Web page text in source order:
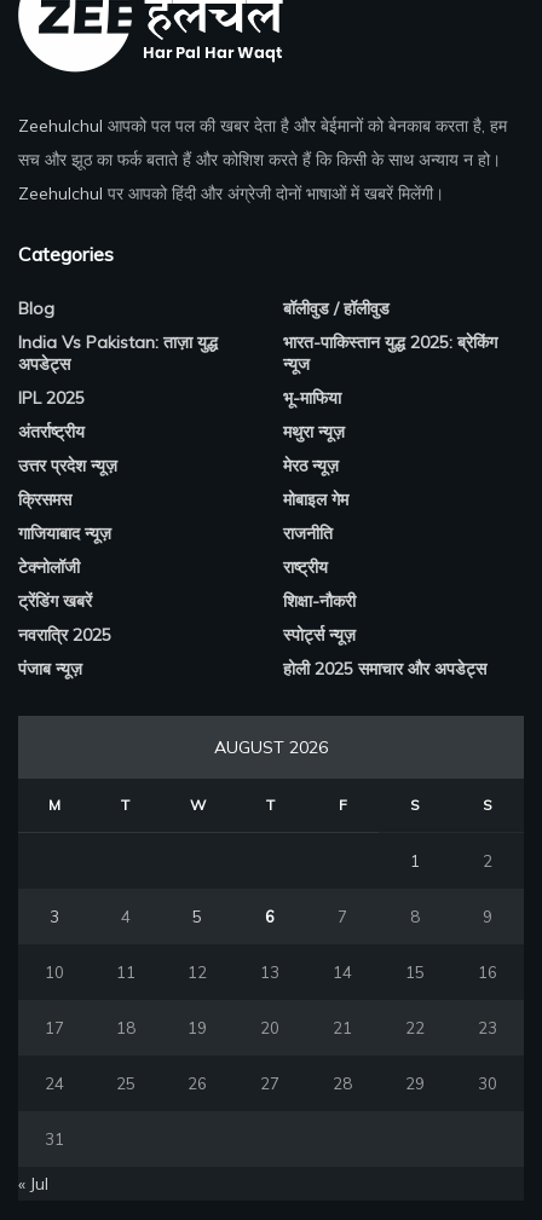
Zeehulchul आपको पल पल की खबर देता है और बेईमानों को बेनकाब करता है, हम
सच और झूठ का फर्क बताते हैं और कोशिश करते हैं कि किसी के साथ अन्याय न हो।
Zeehulchul पर आपको हिंदी और अंग्रेजी दोनों भाषाओं में खबरें मिलेंगी।
Categories
Blog
India Vs Pakistan: ताज़ा युद्ध
अपडेट्स
IPL 2025
अंतर्राष्ट्रीय
उत्तर प्रदेश न्यूज़
क्रिसमस
गाजियाबाद न्यूज़
टेक्नोलॉजी
ट्रेंडिंग खबरें
नवरात्रि 2025
पंजाब न्यूज़
बॉलीवुड / हॉलीवुड
भारत-पाकिस्तान युद्ध 2025: ब्रेकिंग
न्यूज
भू-माफिया
मथुरा न्यूज़
मेरठ न्यूज़
मोबाइल गेम
राजनीति
राष्ट्रीय
शिक्षा-नौकरी
स्पोर्ट्स न्यूज़
होली 2025 समाचार और अपडेट्स
AUGUST 2026
M T W T F S S
1 2
3 4 5 6 7 8 9
10 11 12 13 14 15 16
17 18 19 20 21 22 23
24 25 26 27 28 29 30
31
« Jul